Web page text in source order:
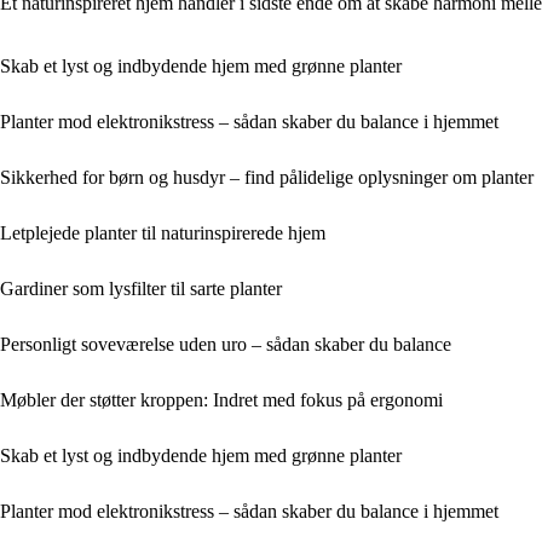
Skab et lyst og indbydende hjem med grønne planter
Planter mod elektronikstress – sådan skaber du balance i hjemmet
Sikkerhed for børn og husdyr – find pålidelige oplysninger om planter
Letplejede planter til naturinspirerede hjem
Gardiner som lysfilter til sarte planter
Personligt soveværelse uden uro – sådan skaber du balance
Møbler der støtter kroppen: Indret med fokus på ergonomi
Skab et lyst og indbydende hjem med grønne planter
Planter mod elektronikstress – sådan skaber du balance i hjemmet